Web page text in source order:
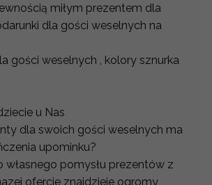
miłym prezentem dla
dla gości weselnych na
gości weselnych , kolory sznurka
u Nas
dla swoich gości weselnych ma
upominku?
pomysłu prezentów z
ofercie znajdzieie ogromy